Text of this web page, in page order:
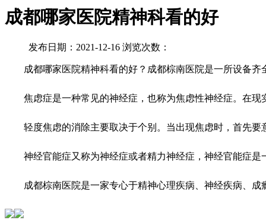
成都哪家医院精神科看的好
发布日期：2021-12-16 浏览次数：
成都哪家医院精神科看的好？成都棕南医院是一所设备齐
焦虑症是一种常见的神经症，也称为焦虑性神经症。在现
轻度焦虑的消除主要取决于个别。当出现焦虑时，首先要
神经官能症又称为神经症或者精力神经症，神经官能症是
成都棕南医院是一家专心于精神心理疾病、神经疾病、成